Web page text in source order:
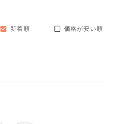
新着順 価格が安い順